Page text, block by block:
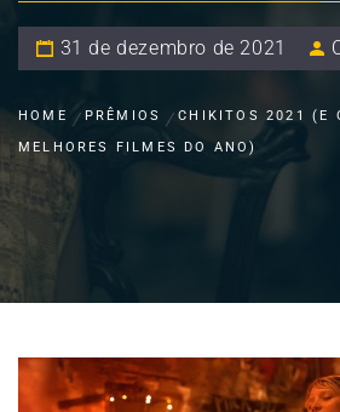
31 de dezembro de 2021
HOME PRÊMIOS
CHIKITOS 2021 (E
MELHORES FILMES DO ANO)